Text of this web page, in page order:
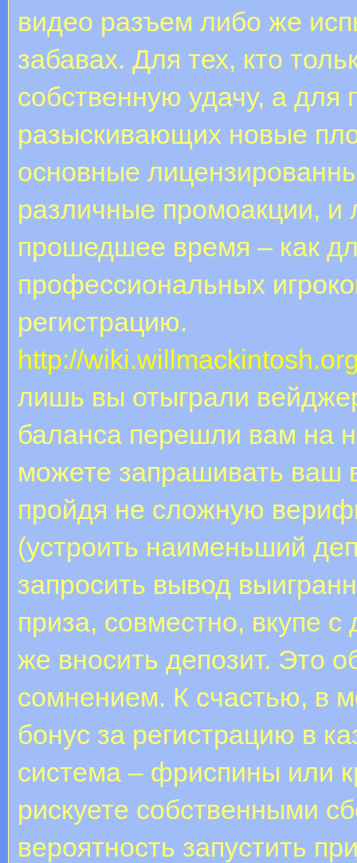
видео разъем либо же
забавах. Для тех, кто
собственную удачу, а
разыскивающих новые
основные
различные промоакции,
прошедшее время – как
профессиональных
регистрацию.
http://
лишь вы отыграли
баланса перешли вам на
можете запрашивать ваш
пройдя не сложную
(устроить наименьший
запросить вывод
приза, совместно, вкупе
же вносить депозит. Это
сомнением. К счастью, в
бонус за регистрацию в
система – фриспины или
рискуете собственными
вероятность запустить